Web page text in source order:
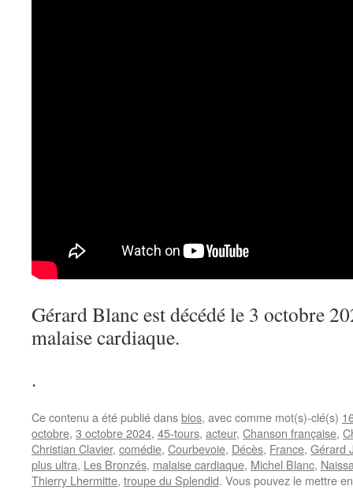
Gérard Blanc est décédé le 3 octobre
malaise cardiaque.
.
Ce contenu a été publié dansbios, avec comme mot(s)-clé(s)
octobre, 3 octobre 2024, 45-tours, acteur, Chanson française,
Christian Clavier, comédie, Courbevoie, Décès, France, Gérard
plus ultra, Les Bronzés, malaise cardiaque, Michel Blanc,
Thierry Lhermitte, troupe du Splendid. Vous pouvez le mettre